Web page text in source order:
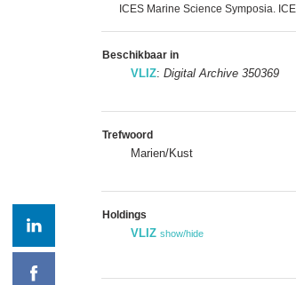
ICES Marine Science Symposia.
Beschikbaar in
VLIZ: Digital Archive 350369
Trefwoord
Marien/Kust
Holdings
VLIZ show/hide